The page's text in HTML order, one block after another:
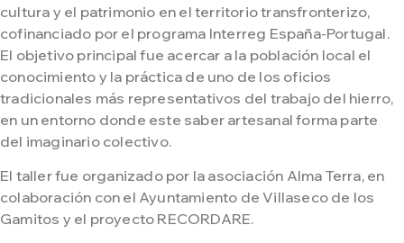
cultura y el patrimonio en el territorio transfronterizo,
cofinanciado por el programa Interreg España-Portugal.
El objetivo principal fue acercar a la población local el
conocimiento y la práctica de uno de los oficios
tradicionales más representativos del trabajo del hierro,
en un entorno donde este saber artesanal forma parte
del imaginario colectivo.
El taller fue organizado por la asociación Alma Terra, en
colaboración con el Ayuntamiento de Villaseco de los
Gamitos y el proyecto RECORDARE.